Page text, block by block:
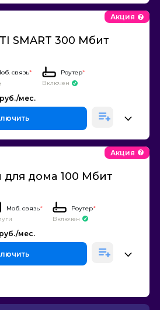
SMART 300 Мбит
Акция
связь*
Роутер*
Включен
дома 100 Мбит
Акция
Моб. связь*
Роутер*
Включен